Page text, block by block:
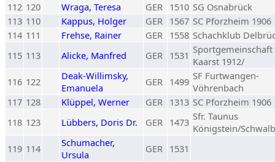
112 120 Wraga, Teresa GER 1510 SG Osnabrück
113 110 Kappus, Holger GER 1567 SC Pforzheim 1906
114 111 Frehse, Rainer GER 1558 Schachklub
115 113 Alicke, Manfred GER 1531 Sportgemeinschaft
Kaarst 1912/
116 122
Deak-Willimsky,
Emanuela
GER 1499 SF Furtwangen-
Vöhrenbach
117 128 Klüppel, Werner GER 1313 SC Pforzheim 1906
118 123 Lübbers, Doris Dr. GER 1473 Sfr. Taunus
Königstein/Schwalb
119 114
Schumacher,
Ursula
GER 1531